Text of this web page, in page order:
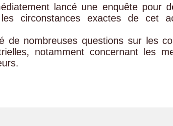
lancé une enquête pour
circonstances exactes de cet
de nombreuses questions sur les
notamment concernant les